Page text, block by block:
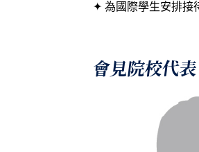
✦ 為國際學生安排接
會見院校代表